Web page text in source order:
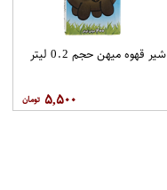
شیر قهوه میهن حجم 0.2 لیتر
۵,۵۰۰